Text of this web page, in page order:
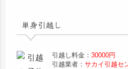
単身引越し
引越し料金：30000円
引越業者：サカイ引越セ